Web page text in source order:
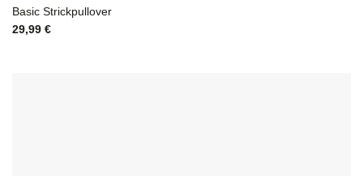
Basic Strickpullover
29,99 €